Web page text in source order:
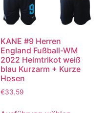
KANE #9 Herren
England Fußball-WM
2022 Heimtrikot weiß
blau Kurzarm + Kurze
Hosen
€33.59